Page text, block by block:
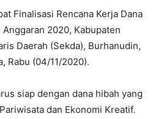
Finalisasi Rencana Kerja Dana
2020, Kabupaten
Daerah (Sekda), Burhanudin,
Rabu (04/11/2020).
siap dengan dana hibah yang
dan Ekonomi Kreatif.